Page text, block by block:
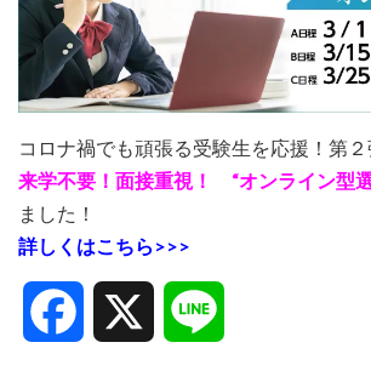
コロナ禍でも頑張る受験生を応援！第２
来学不要！面接重視！ “オンライン型
ました！
詳しくはこちら>>>
Facebook